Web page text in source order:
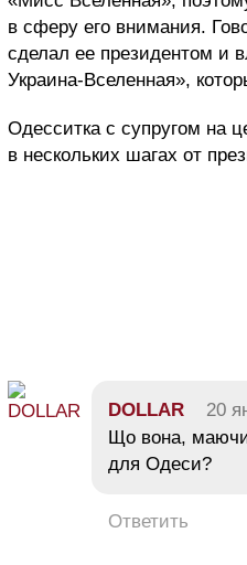
в сферу его внимания.
сделал ее президентом и
Украина-Вселенная»,
Одесситка с супругом на
в нескольких шагах от
DOLLAR 20
Що вона, маючи
для Одеси?
Ответить